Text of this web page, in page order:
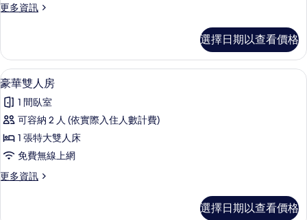
房
所
有
相
片
更多資訊
更
雙
人
房
詳
情
選擇日期以查看價格
顯
示
豪
華
雙
房
10
豪華雙人房
1 間臥室
可容納 2 人 (依實際入住人數計費)
1 張特大雙人床
免費無線上網
更多資訊
更
選擇日期以查看價格